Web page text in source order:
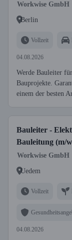
Workwise GmbH
Berlin
Vollzeit
04.08.2026
Werde Bauleiter
Bauprojekte.
einem der besten
Bauleiter -
Bauleitung (m/
Workwise GmbH
Uedem
Vollzeit
04.08.2026